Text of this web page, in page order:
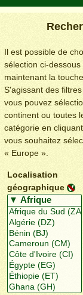
Il est possible de
sélection ci-
maintenant la touche
S'agissant des
vous pouvez
continent ou toutes
catégorie en
vous souhaitez
« Europe ».
Localisation
géographique